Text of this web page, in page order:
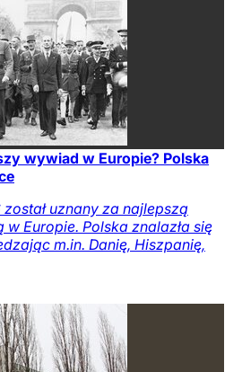
wywiad w Europie? Polska
uznany za najlepszą
Europie. Polska znalazła się
m.in. Danię, Hiszpanię,